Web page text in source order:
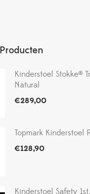
Kinderstoel Stokke®
Natural
€289,00
Topmark Kinderstoel
€128,90
Kinderstoel Safety